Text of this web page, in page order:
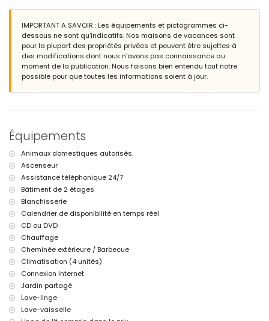
barbecue
espace de détente et espace repas extérieur
place de parking privée clôturée
Informations supplémentaires
animaux domestiques autorisés
L'immeuble où se trouve l'hébergement est équipé d'un ascenseur.
l'appartement
aspirateur, fer et planche à repasser
linge de lit et serviettes
service de réception et service d'urgence 24 heures sur 24
chauffage et climatisation
Équipements et services avec supplément
service aéroport
service de blanchisserie
lit supplémentaire et lits/berceaux pour enfants (sur demande)
IMPORTANT A SAVOIR : Les équipements et pictogrammes ci-
dessous ne sont qu'indicatifs. Nos maisons de vacances sont
pour la plupart des propriétés privées et peuvent être sujettes à
des modifications dont nous n'avons pas connaissance au
moment de la publication. Nous faisons bien entendu tout notre
possible pour que toutes les informations soient à jour.
Équipements
Animaux domestiques autorisés.
Ascenseur
Assistance téléphonique 24/7
Bâtiment de 2 étages
Blanchisserie
Calendrier de disponibilité en temps réel
CD ou DVD
Chauffage
Cheminée extérieure / Barbecue
Climatisation (4 unités)
Connexion Internet
Jardin partagé
Lave-linge
Lave-vaisselle